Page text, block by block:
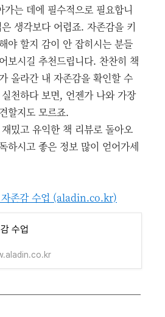
가는 데에 필수적으로 필요합니
생각보다 어렵죠. 자존감을 키
야 할지 감이 안 잡히시는 분들
보시길 추천드립니다. 찬찬히 책
올라간 내 자존감을 확인할 수
천하다 보면, 언젠가 나와 가장
할지도 모르죠.
밌고 유익한 책 리뷰로 돌아오
하시고 좋은 정보 많이 얻어가세
자존감 수업 (aladin.co.kr)
수업